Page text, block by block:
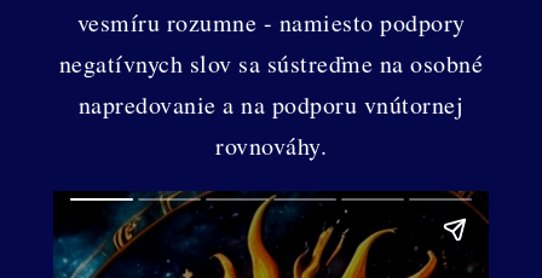
vesmíru rozumne - namiesto podpory
negatívnych slov sa sústreďme na osobné
napredovanie a na podporu vnútornej
rovnováhy.